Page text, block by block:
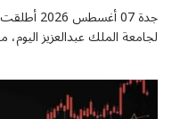
جدة 07
لجامعة الملك عبدالعزيز